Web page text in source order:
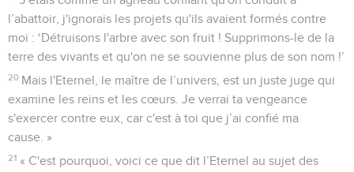
l’abattoir, j'ignorais les projets qu'ils avaient formés contre
moi : ‘Détruisons l'arbre avec son fruit ! Supprimons-le de la
terre des vivants et qu'on ne se souvienne plus de son nom !’
20 Mais l'Eternel, le maître de l’univers, est un juste juge qui
examine les reins et les cœurs. Je verrai ta vengeance
s'exercer contre eux, car c'est à toi que j’ai confié ma
cause. »
21 « C'est pourquoi, voici ce que dit l’Eternel au sujet des